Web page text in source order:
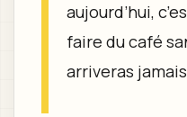
aujourd’hui,
faire du café
arriveras